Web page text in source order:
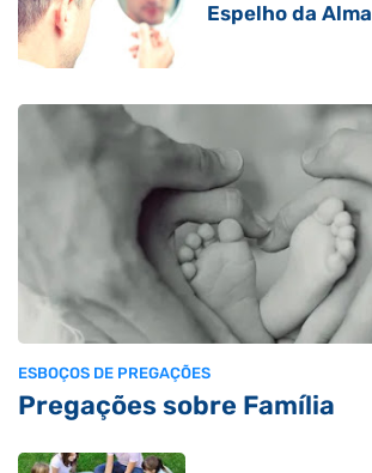
Espelho da Alma
ESBOÇOS DE PREGAÇÕES
Pregações sobre Família